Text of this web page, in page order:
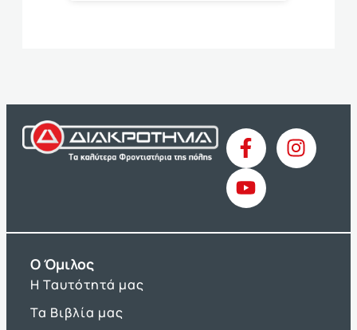
O Όμιλος
Η Ταυτότητά μας
Τα Βιβλία μας